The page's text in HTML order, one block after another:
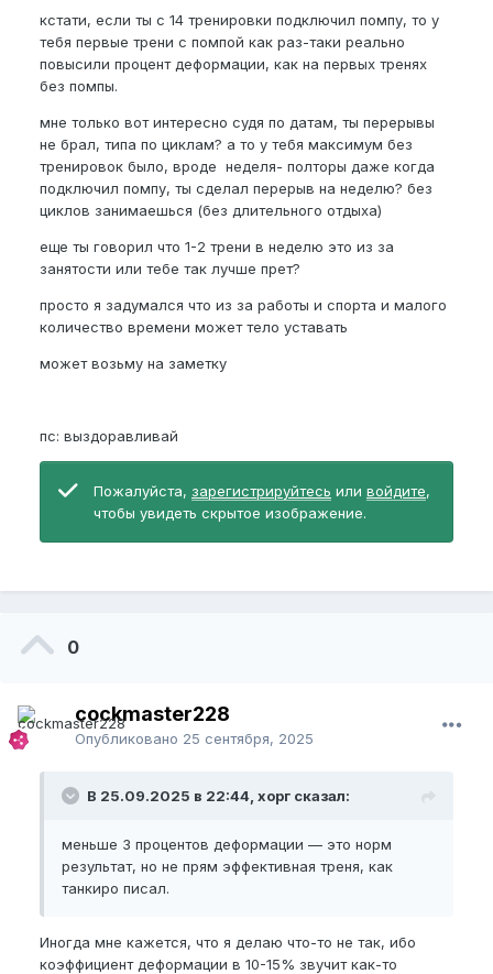
кстати, если ты с 14 тренировки подключил помпу, то у
тебя первые трени с помпой как раз-таки реально
повысили процент деформации, как на первых тренях
без помпы.
мне только вот интересно судя по датам, ты перерывы
не брал, типа по циклам? а то у тебя максимум без
тренировок было, вроде неделя- полторы даже когда
подключил помпу, ты сделал перерыв на неделю? без
циклов занимаешься (без длительного отдыха)
еще ты говорил что 1-2 трени в неделю это из за
занятости или тебе так лучше прет?
просто я задумался что из за работы и спорта и малого
количество времени может тело уставать
может возьму на заметку
пс: выздоравливай
Пожалуйста, зарегистрируйтесь или войдите,
чтобы увидеть скрытое изображение.
0
cockmaster228
Опубликовано 25 сентября, 2025
В 25.09.2025 в 22:44, хорг сказал:
меньше 3 процентов деформации — это норм
результат, но не прям эффективная треня, как
танкиро писал.
Иногда мне кажется, что я делаю что-то не так, ибо
коэффициент деформации в 10-15% звучит как-то